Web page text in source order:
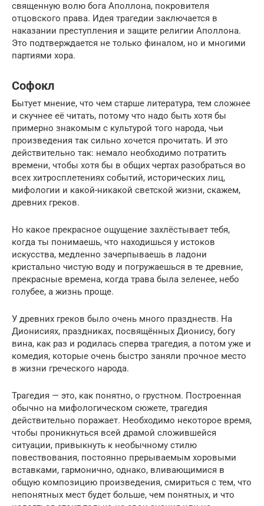
священную волю бога Аполлона, покровителя
отцовского права. Идея трагедии заключается в
наказании преступления и защите религии Аполлона.
Это подтверждается не только финалом, но и многими
партиями хора.
Софокл
Бытует мнение, что чем старше литература, тем сложнее
и скучнее её читать, потому что надо быть хотя бы
примерно знакомым с культурой того народа, чьи
произведения так сильно хочется прочитать. И это
действительно так: немало необходимо потратить
времени, чтобы хотя бы в общих чертах разобраться во
всех хитросплетениях событий, исторических лиц,
мифологии и какой-никакой светской жизни, скажем,
древних греков.
Но какое прекрасное ощущение захлёстывает тебя,
когда ты понимаешь, что находишься у истоков
искусства, медленно зачерпываешь в ладони
кристально чистую воду и погружаешься в те древние,
прекрасные времена, когда трава была зеленее, небо
голубее, а жизнь проще.
У древних греков было очень много празднеств. На
Дионисиях, праздниках, посвящённых Дионису, богу
вина, как раз и родилась сперва трагедия, а потом уже и
комедия, которые очень быстро заняли прочное место
в жизни греческого народа.
Трагедия — это, как понятно, о грустном. Построенная
обычно на мифологическом сюжете, трагедия
действительно поражает. Необходимо некоторое время,
чтобы проникнуться всей драмой сложившейся
ситуации, привыкнуть к необычному стилю
повествования, постоянно прерываемым хоровыми
вставками, гармонично, однако, вливающимися в
общую композицию произведения, смириться с тем, что
непонятных мест будет больше, чем понятных, и что